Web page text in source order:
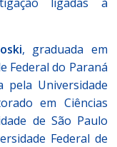
, graduada em
Federal do Paraná
pela Universidade
em Ciências
de São Paulo
Federal de